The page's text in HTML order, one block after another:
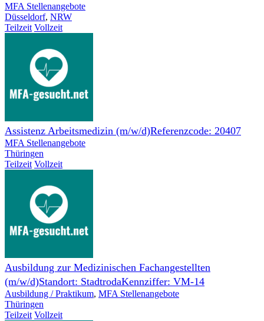
MFA Stellenangebote
Düsseldorf, NRW
Teilzeit Vollzeit
Assistenz Arbeitsmedizin (m/w/d)Referenzcode: 20407
MFA Stellenangebote
Thüringen
Teilzeit Vollzeit
Ausbildung zur Medizinischen Fachangestellten
(m/w/d)Standort: StadtrodaKennziffer: VM-14
Ausbildung / Praktikum, MFA Stellenangebote
Thüringen
Teilzeit Vollzeit